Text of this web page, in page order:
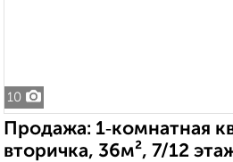
10
Продажа: 1‑комнатная
вторичка, 36м², 7/12